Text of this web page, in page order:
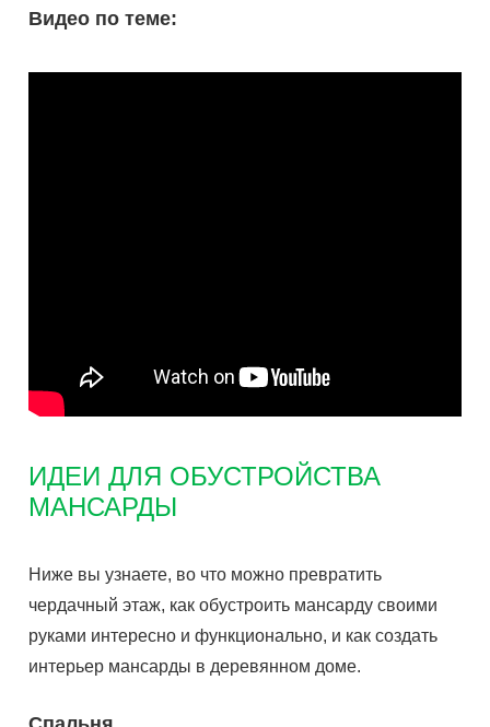
Видео по теме:
ИДЕИ ДЛЯ ОБУСТРОЙСТВА
МАНСАРДЫ
Ниже вы узнаете, во что можно превратить
чердачный этаж, как обустроить мансарду своими
руками интересно и функционально, и как создать
интерьер мансарды в деревянном доме.